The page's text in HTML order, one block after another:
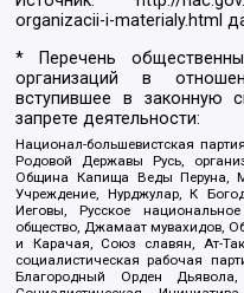
organizacii-i-materialy.html
* Перечень
организаций в
вступившее в законную
запрете деятельности:
Национал-большевистская
Родовой Державы Русь,
Община Капища Веды Перуна,
Учреждение, Нурджулар, К
Иеговы, Русское
общество, Джамаат мувахидов,
и Карачая, Союз славян, Ат-
социалистическая рабочая
Благородный Орден